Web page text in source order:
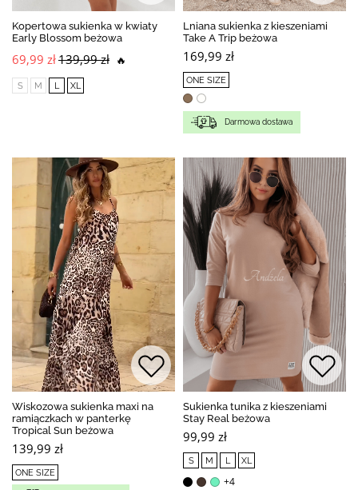
Kopertowa sukienka w kwiaty
Early Blossom beżowa
69,99 zł139,99 zł 🔥
S M L XL
Lniana sukienka z kieszeniami
Take A Trip beżowa
169,99 zł
ONE SIZE
Darmowa dostawa
BESTSELLER
Wiskozowa sukienka maxi na
ramiączkach w panterkę
Tropical Sun beżowa
139,99 zł
ONE SIZE
Sukienka tunika z kieszeniami
Stay Real beżowa
99,99 zł
S M L XL
+4